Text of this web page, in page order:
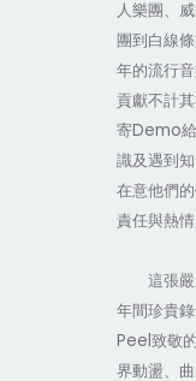
人樂團、
團到白線
年的流行
貢獻不計
寄Demo給
識及遇到
在意他們
責任與熱情
這張
年間珍貴
Peel致敬
界動盪、